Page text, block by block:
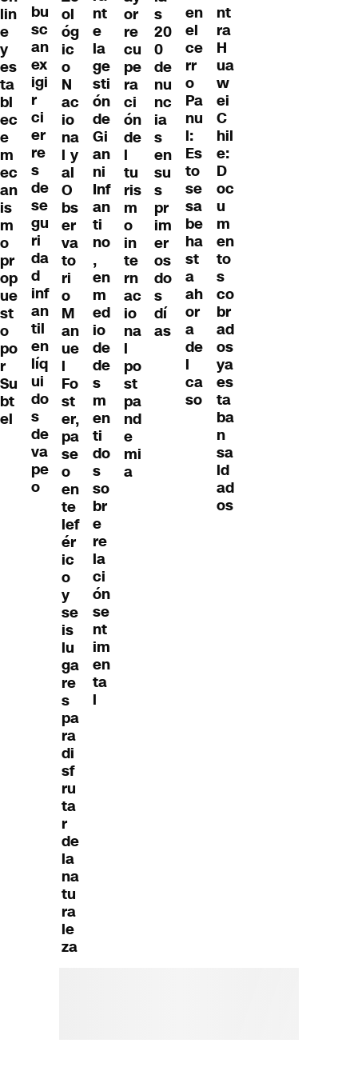
lin
e
y
es
ta
bl
ec
e
m
ec
an
is
m
o
pr
op
ue
st
o
po
r
Su
bt
el
bu
sc
an
ex
igi
r
ci
er
re
s
de
se
gu
ri
da
d
inf
an
til
en
líq
ui
do
s
de
va
pe
o
ol
óg
ic
o
N
ac
io
na
l y
al
O
bs
er
va
to
ri
o
M
an
ue
l
Fo
st
er,
pa
se
o
en
te
lef
ér
ic
o
y
se
is
lu
ga
re
s
pa
ra
di
sf
ru
ta
r
de
la
na
tu
ra
le
za
nt
e
la
ge
sti
ón
de
Gi
an
ni
Inf
an
ti
no
,
en
m
ed
io
de
de
s
m
en
ti
do
s
so
br
e
re
la
ci
ón
se
nt
im
en
ta
l
or
re
cu
pe
ra
ci
ón
de
l
tu
ris
m
o
in
te
rn
ac
io
na
l
po
st
pa
nd
e
mi
a
s
20
0
de
nu
nc
ia
s
en
su
s
pr
im
er
os
do
s
dí
as
en
el
ce
rr
o
Pa
nu
l:
Es
to
se
sa
be
ha
st
a
ah
or
a
de
l
ca
so
nt
ra
H
ua
w
ei
C
hil
e:
D
oc
u
m
en
to
s
co
br
ad
os
ya
es
ta
ba
n
sa
ld
ad
os